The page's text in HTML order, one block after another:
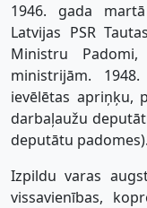
1946. gada
Latvijas PSR
Ministru
ministrijām.
ievēlētas apriņķu,
darbaļaužu
deputātu padomes).
Izpildu varas
vissavienības,